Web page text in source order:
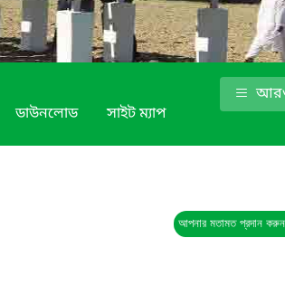
ডাউনলোড সাইট ম্যাপ
আপনার মতামত প্রদান করুন